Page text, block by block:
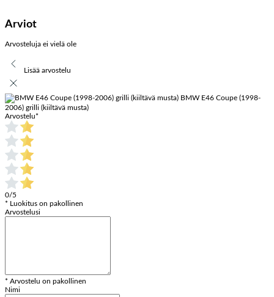
Arviot
Arvosteluja ei vielä ole
Lisää arvostelu
BMW E46 Coupe (1998-
2006) grilli (kiiltävä musta)
Arvostelu*
0/5
* Luokitus on pakollinen
Arvostelusi
* Arvostelu on pakollinen
Nimi